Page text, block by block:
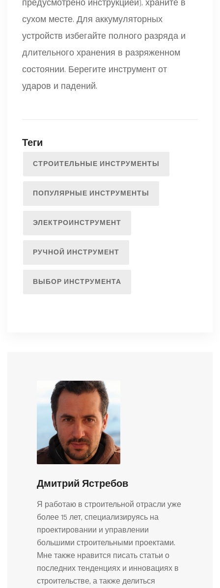
предусмотрено инструкцией), храните в
сухом месте. Для аккумуляторных
устройств избегайте полного разряда и
длительного хранения в разряженном
состоянии. Берегите инструмент от
ударов и падений.
Теги
СТРОИТЕЛЬНЫЕ ИНСТРУМЕНТЫ
ПОПУЛЯРНЫЕ ИНСТРУМЕНТЫ
ЭЛЕКТРОИНСТРУМЕНТ
РУЧНОЙ ИНСТРУМЕНТ
ВЫБОР ИНСТРУМЕНТА
Дмитрий Ястребов
Я работаю в строительной отрасли уже
более 15 лет, специализируясь на
проектировании и управлении
большими строительными проектами.
Мне также нравится писать статьи о
последних тенденциях и инновациях в
строительстве, а также делиться